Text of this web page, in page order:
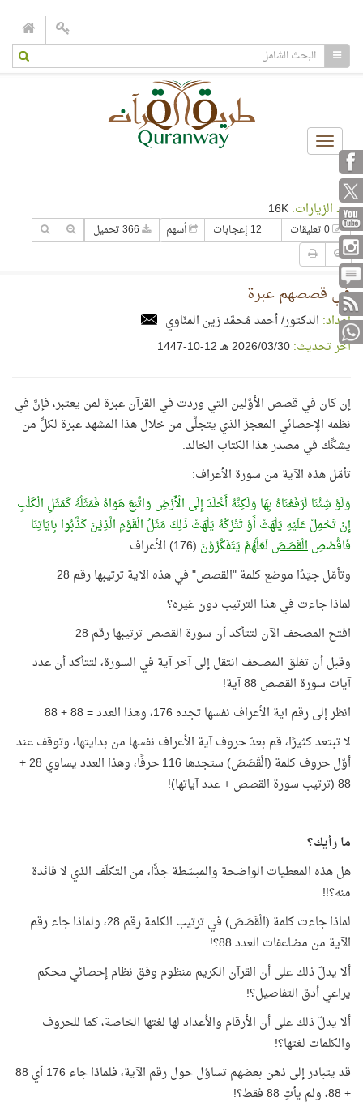
Toggle
navigation
عدد الزيارات:
12 إعجابات أسهم
في قصصهم عبرة
إعداد: الدكتور/ أحمد مُحمَّد زين المنّاوي
آخر تحديث:30‏/03‏/2026 هـ 12-10-1447
إن كان في قصص الأوَّلين التي وردت في القرآن عبرة لمن يعتبر، فإنَّ في
نظمه الإحصائي المعجز الذي يتجلَّى من خلال هذا المشهد عبرة لكلِّ من
يشكِّك في مصدر هذا الكتاب الخالد.
تأمّل هذه الآية من سورة الأعراف:
وَلَوْ شِئْنَا لَرَفَعْنَاهُ بِهَا وَلَكِنَّهُ أَخْلَدَ إِلَى الْأَرْضِ وَاتَّبَعَ هَوَاهُ فَمَثَلُهُ كَمَثَلِ الْكَلْبِ
إِنْ تَحْمِلْ عَلَيْهِ يَلْهَثْ أَوْ تَتْرُكْهُ يَلْهَثْ ذَلِكَ مَثَلُ الْقَوْمِ الَّذِيْنَ كَذَّبُوا بِآيَاتِنَا
فَاقْصُصِالْقَصَصَلَعَلَّهُمْ يَتَفَكَّرُوْنَ (176) الأعراف
وتأمّل جيّدًا موضع كلمة "القصص" في هذه الآية ترتيبها رقم 28
لماذا جاءت في هذا الترتيب دون غيره؟
افتح المصحف الآن لتتأكد أن سورة القصص ترتيبها رقم 28
وقبل أن تغلق المصحف انتقل إلى آخر آية في السورة، لتتأكد أن عدد
آيات سورة القصص 88 آية!
انظر إلى رقم آية الأعراف نفسها تجده 176، وهذا العدد = 88 + 88
لا تبتعد كثيرًا، قم بعدّ حروف آية الأعراف نفسها من بدايتها، وتوقف عند
أوّل حروف كلمة (الْقَصَصَ) ستجدها 116 حرفًا، وهذا العدد يساوي 28 +
88 (ترتيب سورة القصص + عدد آياتها)!
ما رأيك؟
هل هذه المعطيات الواضحة والمبسّطة جدًّا، من التكلّف الذي لا فائدة
منه؟!!
لماذا جاءت كلمة (الْقَصَصَ) في ترتيب الكلمة رقم 28، ولماذا جاء رقم
الآية من مضاعفات العدد 88؟!
ألا يدلّ ذلك على أن القرآن الكريم منظوم وفق نظام إحصائي محكم
يراعي أدق التفاصيل؟!
ألا يدلّ ذلك على أن الأرقام والأعداد لها لغتها الخاصة، كما للحروف
والكلمات لغتها؟!
قد يتبادر إلى ذهن بعضهم تساؤل حول رقم الآية، فلماذا جاء 176 أي 88
+ 88، ولم يأتِ 88 فقط؟!